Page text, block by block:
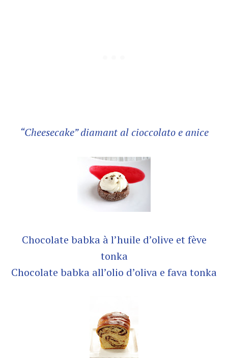
“Cheesecake” diamant al cioccolato e anice
Chocolate babka à l’huile d’olive et fève
tonka
Chocolate babka all’olio d’oliva e fava tonka